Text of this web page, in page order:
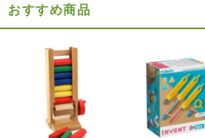
おすすめ商品